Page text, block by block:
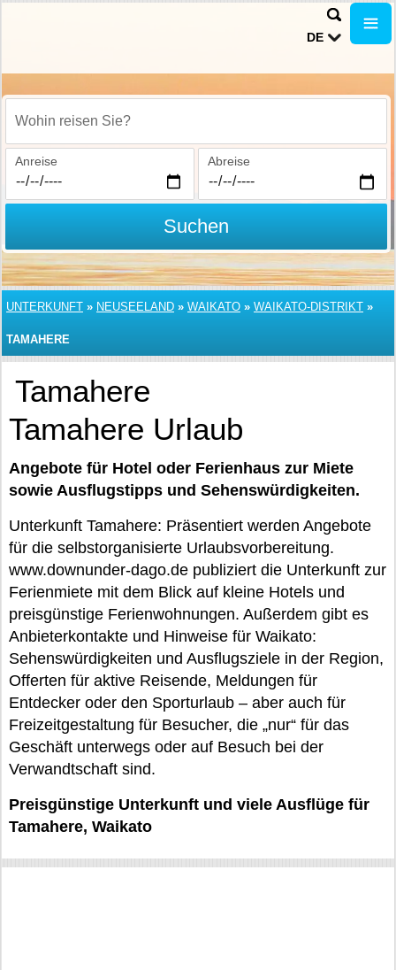
DE
Wohin reisen Sie?
Anreise Abreise
Suchen
UNTERKUNFT » NEUSEELAND » WAIKATO » WAIKATO-DISTRIKT »
TAMAHERE
Tamahere
Tamahere Urlaub
Angebote für Hotel oder Ferienhaus zur Miete
sowie Ausflugstipps und Sehenswürdigkeiten.
Unterkunft Tamahere: Präsentiert werden Angebote
für die selbstorganisierte Urlaubsvorbereitung.
www.downunder-dago.de publiziert die Unterkunft zur
Ferienmiete mit dem Blick auf kleine Hotels und
preisgünstige Ferienwohnungen. Außerdem gibt es
Anbieterkontakte und Hinweise für Waikato:
Sehenswürdigkeiten und Ausflugsziele in der Region,
Offerten für aktive Reisende, Meldungen für
Entdecker oder den Sporturlaub – aber auch für
Freizeitgestaltung für Besucher, die „nur“ für das
Geschäft unterwegs oder auf Besuch bei der
Verwandtschaft sind.
Preisgünstige Unterkunft und viele Ausflüge für
Tamahere, Waikato